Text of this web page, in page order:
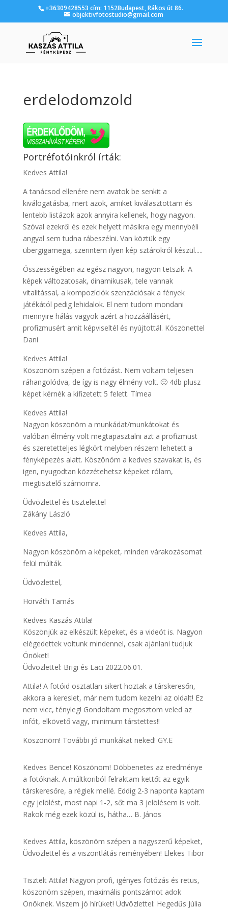
+36309428553 cím: 1152Budapest, Rákos út 86.
objektivfotostudio@gmail.com
erdelodomzold
Portréfotóinkról írták:
Kedves Attila!
A tanácsod ellenére nem avatok be senkit a
kiválogatásba, mert azok, amiket kiválasztottam és
lentebb listázok azok annyira kellenek, hogy nagyon.
Szóval ezekről és ezek helyett másikra egy mennybéli
angyal sem tudna rábeszélni. Van köztük egy
übergigamega, szerintem ilyen kép sztárokról készül.....
Összességében az egész nagyon, nagyon tetszik. A
képek változatosak, dinamikusak, tele vannak
vitalitással, a kompozíciók szenzációsak a fények
játékától pedig lehidalok. El nem tudom mondani
mennyire hálás vagyok azért a hozzáállásért,
profizmusért amit képviseltél és nyújtottál. Köszönettel
Dani
Kedves Attila!
Köszönöm szépen a fotózást. Nem voltam teljesen
ráhangolódva, de így is nagy élmény volt. 🙂 4db plusz
képet kérnék a kifizetett 5 felett. Tímea
Kedves Attila!
Nagyon köszönöm a munkádat/munkátokat és
valóban élmény volt megtapasztalni azt a profizmust
és szeretetteljes légkört melyben részem lehetett a
fényképezés alatt. Köszönöm a kedves szavakat is, és
igen, nyugodtan közzétehetsz képeket rólam,
megtisztelő számomra.
Üdvözlettel és tisztelettel
Zákány László
Kedves Attila,
Nagyon köszönöm a képeket, minden várakozásomat
felül múlták.
Üdvözlettel,
Horváth Tamás
Kedves Kaszás Attila!
Köszönjük az elkészült képeket, és a videót is. Nagyon
elégedettek voltunk mindennel, csak ajánlani tudjuk
Önöket!
Üdvözlettel: Brigi és Laci 2022.06.01.
Attila! A fotóid osztatlan sikert hoztak a társkeresőn,
akkora a kereslet, már nem tudom kezelni az oldalt! Ez
nem vicc, tényleg! Gondoltam megosztom veled az
infót, elkövető vagy, minimum társtettes!!
Köszönöm! További jó munkákat neked! GY.E
Kedves Bence! Köszönöm! Döbbenetes az eredménye
a fotóknak. A múltkoriból felraktam kettőt az egyik
társkeresőre, a régiek mellé. Eddig 2-3 naponta kaptam
egy jelölést, most napi 1-2, sőt ma 3 jelölésem is volt.
Rakok még ezek közül is, hátha… B. János
Kedves Attila, köszönöm szépen a nagyszerű képeket,
Üdvözlettel és a viszontlátás reményében! Elekes Tibor
Tisztelt Attila! Nagyon profi, igényes fotózás és retus,
köszönöm szépen, maximális pontszámot adok
Önöknek. Viszem jó hírüket! Üdvözlettel: Hegedűs Júlia